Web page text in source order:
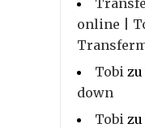
online |
Tobi zu
down
Tobi zu